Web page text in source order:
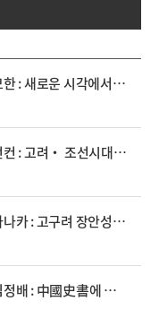
[고구려연구재단 제1회국제학술대회] 모한 : 새로운 시각에서 본 광개토대왕비 ( : 민족주의의 한계를 넘어)
[고구려연구재단 제1회국제학술대회] 던컨 : 고려· 조선시대의 고구려 관련 기록
[고구려연구재단 제1회국제학술대회] 다나카 : 고구려 장안성의 평면구조
[고구려연구재단 제1회국제학술대회] 김정배 : 中國史書에 나타나는 ‘海東三國의 의미 ’